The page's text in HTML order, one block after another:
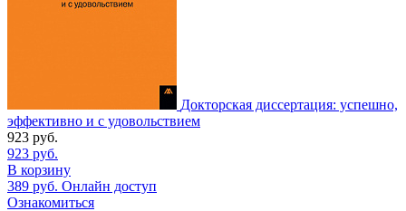
Докторская диссертация: успешно,
эффективно и с удовольствием
923 руб.
923 руб.
В корзину
389 руб. Онлайн доступ
Ознакомиться